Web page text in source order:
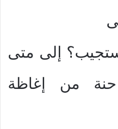
إلى متى
من إغاظة